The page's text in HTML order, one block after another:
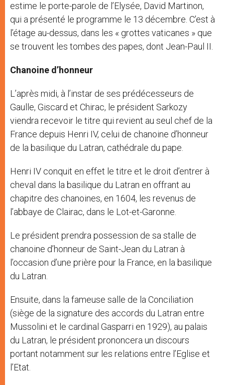
estime le porte-parole de l’Elysée, David Martinon,
qui a présenté le programme le 13 décembre. C’est à
l’étage au-dessus, dans les « grottes vaticanes » que
se trouvent les tombes des papes, dont Jean-Paul II.
Chanoine d’honneur
L’après midi, à l’instar de ses prédécesseurs de
Gaulle, Giscard et Chirac, le président Sarkozy
viendra recevoir le titre qui revient au seul chef de la
France depuis Henri IV, celui de chanoine d’honneur
de la basilique du Latran, cathédrale du pape.
Henri IV conquit en effet le titre et le droit d’entrer à
cheval dans la basilique du Latran en offrant au
chapitre des chanoines, en 1604, les revenus de
l’abbaye de Clairac, dans le Lot-et-Garonne.
Le président prendra possession de sa stalle de
chanoine d’honneur de Saint-Jean du Latran à
l’occasion d’une prière pour la France, en la basilique
du Latran.
Ensuite, dans la fameuse salle de la Conciliation
(siège de la signature des accords du Latran entre
Mussolini et le cardinal Gasparri en 1929), au palais
du Latran, le président prononcera un discours
portant notamment sur les relations entre l’Eglise et
l’Etat.